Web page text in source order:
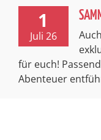
1
Juli 26
für euch!
Abenteuer